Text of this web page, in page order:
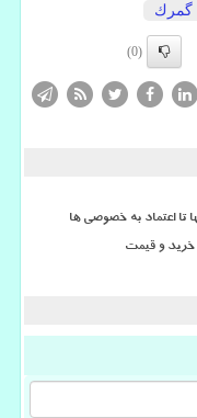
گمرك
(0)
تا اعتماد به خصوصی ها
خرید و قیمت